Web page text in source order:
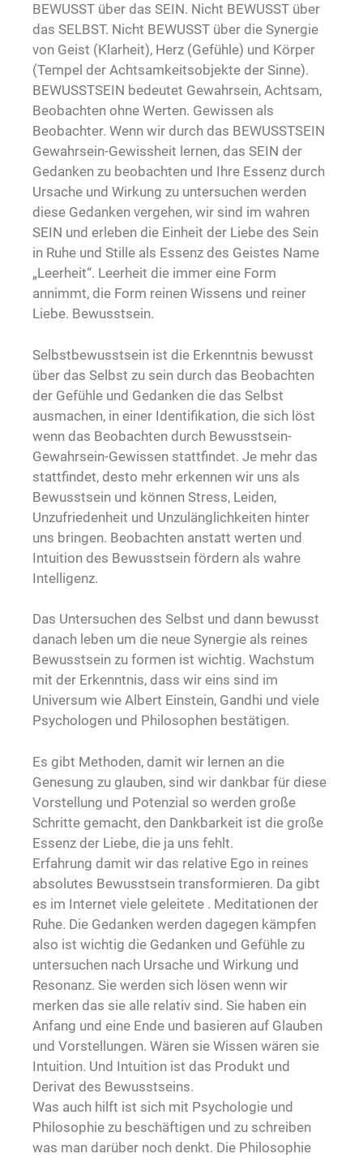
BEWUSST über das SEIN. Nicht BEWUSST über
das SELBST. Nicht BEWUSST über die Synergie
von Geist (Klarheit), Herz (Gefühle) und Körper
(Tempel der Achtsamkeitsobjekte der Sinne).
BEWUSSTSEIN bedeutet Gewahrsein, Achtsam,
Beobachten ohne Werten. Gewissen als
Beobachter. Wenn wir durch das BEWUSSTSEIN
Gewahrsein-Gewissheit lernen, das SEIN der
Gedanken zu beobachten und Ihre Essenz durch
Ursache und Wirkung zu untersuchen werden
diese Gedanken vergehen, wir sind im wahren
SEIN und erleben die Einheit der Liebe des Sein
in Ruhe und Stille als Essenz des Geistes Name
„Leerheit“. Leerheit die immer eine Form
annimmt, die Form reinen Wissens und reiner
Liebe. Bewusstsein.
Selbstbewusstsein ist die Erkenntnis bewusst
über das Selbst zu sein durch das Beobachten
der Gefühle und Gedanken die das Selbst
ausmachen, in einer Identifikation, die sich löst
wenn das Beobachten durch Bewusstsein-
Gewahrsein-Gewissen stattfindet. Je mehr das
stattfindet, desto mehr erkennen wir uns als
Bewusstsein und können Stress, Leiden,
Unzufriedenheit und Unzulänglichkeiten hinter
uns bringen. Beobachten anstatt werten und
Intuition des Bewusstsein fördern als wahre
Intelligenz.
Das Untersuchen des Selbst und dann bewusst
danach leben um die neue Synergie als reines
Bewusstsein zu formen ist wichtig. Wachstum
mit der Erkenntnis, dass wir eins sind im
Universum wie Albert Einstein, Gandhi und viele
Psychologen und Philosophen bestätigen.
Es gibt Methoden, damit wir lernen an die
Genesung zu glauben, sind wir dankbar für diese
Vorstellung und Potenzial so werden große
Schritte gemacht, den Dankbarkeit ist die große
Essenz der Liebe, die ja uns fehlt.
Erfahrung damit wir das relative Ego in reines
absolutes Bewusstsein transformieren. Da gibt
es im Internet viele geleitete . Meditationen der
Ruhe. Die Gedanken werden dagegen kämpfen
also ist wichtig die Gedanken und Gefühle zu
untersuchen nach Ursache und Wirkung und
Resonanz. Sie werden sich lösen wenn wir
merken das sie alle relativ sind. Sie haben ein
Anfang und eine Ende und basieren auf Glauben
und Vorstellungen. Wären sie Wissen wären sie
Intuition. Und Intuition ist das Produkt und
Derivat des Bewusstseins.
Was auch hilft ist sich mit Psychologie und
Philosophie zu beschäftigen und zu schreiben
was man darüber noch denkt. Die Philosophie